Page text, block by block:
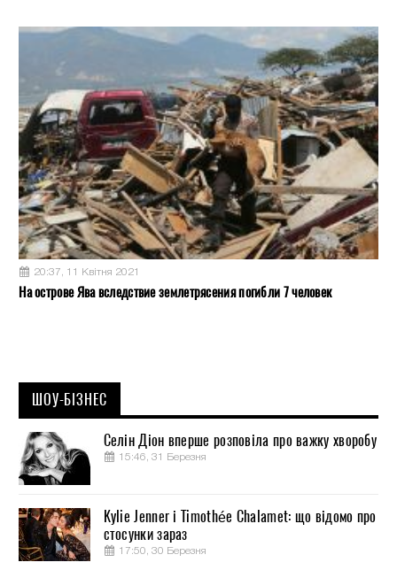
20:37, 11 Квітня 2021
На острове Ява вследствие землетрясения погибли 7 человек
ШОУ-БІЗНЕС
Селін Діон вперше розповіла про важку хворобу
15:46, 31 Березня
Kylie Jenner і Timothée Chalamet: що відомо про
стосунки зараз
17:50, 30 Березня